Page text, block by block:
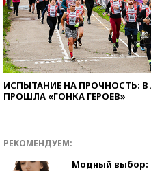
ИСПЫТАНИЕ НА ПРОЧНОСТЬ: В
ПРОШЛА «ГОНКА ГЕРОЕВ»
РЕКОМЕНДУЕМ:
Модный выбор: